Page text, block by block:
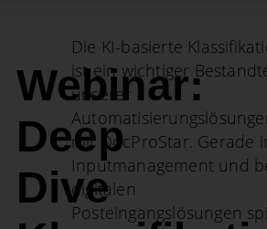
Webinar:
Deep
Dive
Die KI-basierte
ist ein wichtiger
unserer
mit DocProStar. Gerade
Inputmanagement und
digitalen
Posteingangslösungen